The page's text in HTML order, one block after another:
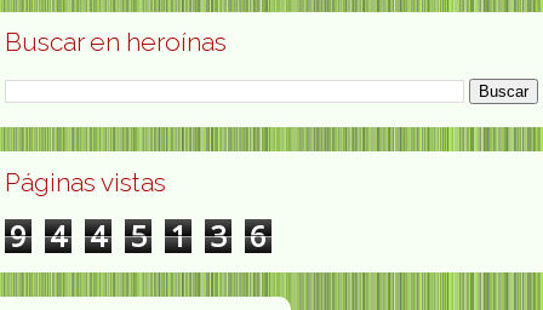
Buscar en heroínas
Páginas vistas
9 4 4 5 1 3 6